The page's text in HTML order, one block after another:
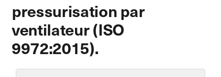
pressurisation par
ventilateur (ISO
9972:2015).